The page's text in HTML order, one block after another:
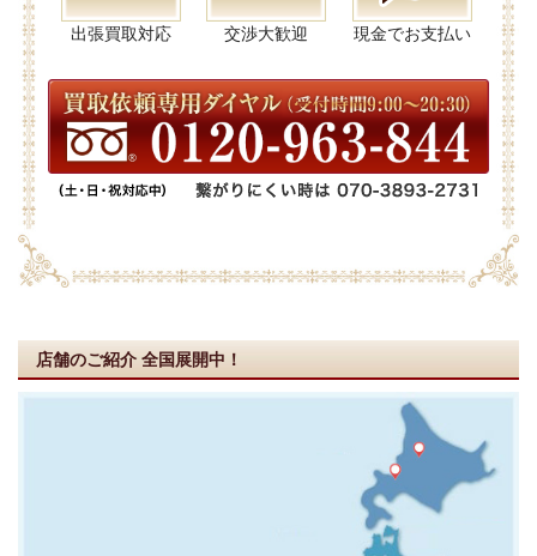
出張買取対応 交渉大歓迎 現金でお支払い
店舗のご紹介 全国展開中！